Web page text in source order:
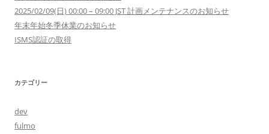
2025/02/09(日) 00:00 – 09:00 JST 計画メンテナンスのお知らせ
年末年始冬季休業のお知らせ
ISMS認証の取得
カテゴリー
dev
fulmo